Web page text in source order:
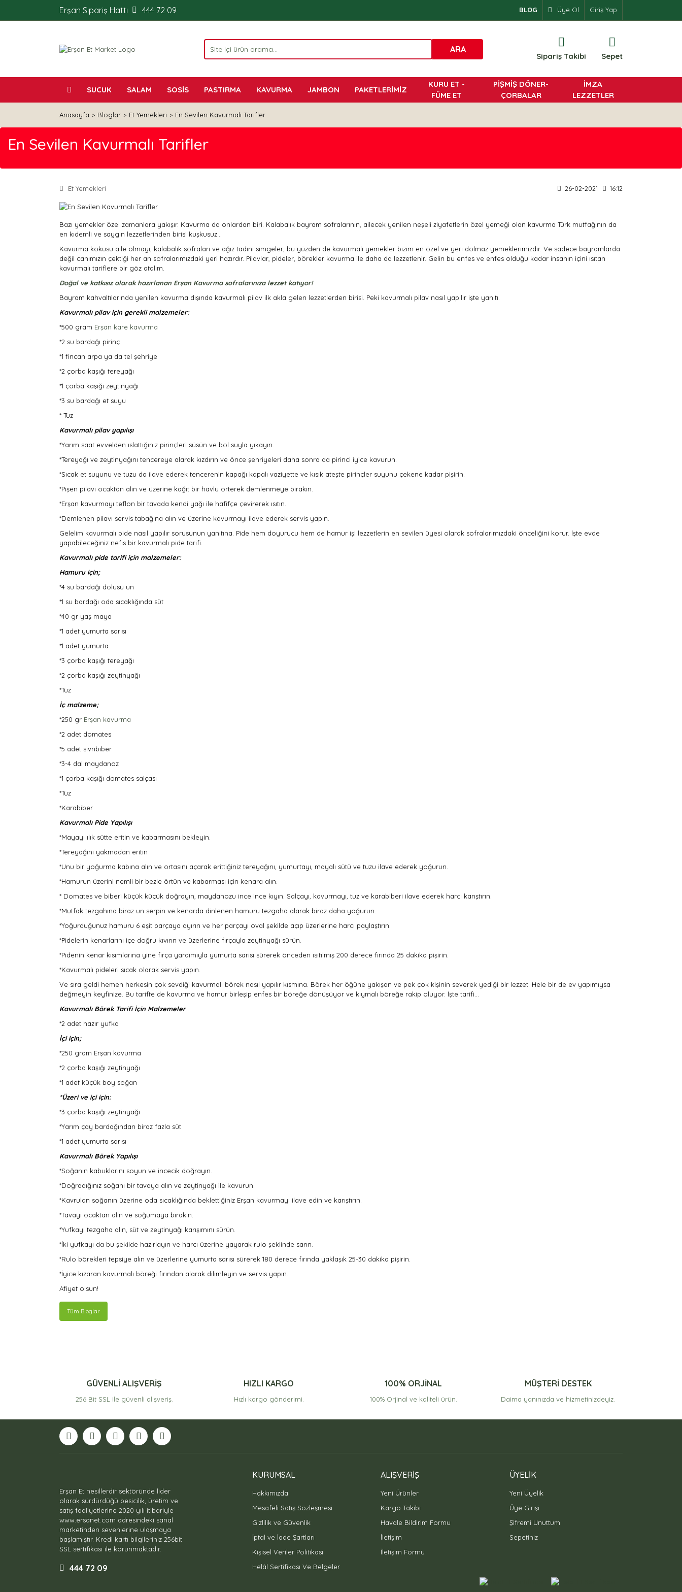
Erşan Sipariş Hattı 444 72 09 BLOG Üye Ol Giriş Yap
ARA
Sipariş Takibi Sepet
SUCUK SALAM SOSİS PASTIRMA KAVURMA JAMBON PAKETLERİMİZ
KURU ET -
FÜME ET
PİŞMİŞ DÖNER-
ÇORBALAR
İMZA
LEZZETLER
Anasayfa Bloglar Et Yemekleri En Sevilen Kavurmalı Tarifler
En Sevilen Kavurmalı Tarifler
Et Yemekleri 26-02-2021 16:12
Bazı yemekler özel zamanlara yakışır. Kavurma da onlardan biri. Kalabalık bayram sofralarının, ailecek yenilen neşeli ziyafetlerin özel yemeği olan kavurma Türk mutfağının da
en kıdemli ve saygın lezzetlerinden birisi kuşkusuz…
Kavurma kokusu aile olmayı, kalabalık sofraları ve ağız tadını simgeler, bu yüzden de kavurmalı yemekler bizim en özel ve yeri dolmaz yemeklerimizdir. Ve sadece bayramlarda
değil canımızın çektiği her an sofralarımızdaki yeri hazırdır. Pilavlar, pideler, börekler kavurma ile daha da lezzetlenir. Gelin bu enfes ve enfes olduğu kadar insanın içini ısıtan
kavurmalı tariflere bir göz atalım.
Doğal ve katkısız olarak hazırlanan Erşan Kavurma sofralarınıza lezzet katıyor!
Bayram kahvaltılarında yenilen kavurma dışında kavurmalı pilav ilk akla gelen lezzetlerden birisi. Peki kavurmalı pilav nasıl yapılır işte yanıtı.
Kavurmalı pilav için gerekli malzemeler:
*500 gram Erşan kare kavurma
*2 su bardağı pirinç
*1 fincan arpa ya da tel şehriye
*2 çorba kaşığı tereyağı
*1 çorba kaşığı zeytinyağı
*3 su bardağı et suyu
* Tuz
Kavurmalı pilav yapılışı
*Yarım saat evvelden ıslattığınız pirinçleri süsün ve bol suyla yıkayın.
*Tereyağı ve zeytinyağını tencereye alarak kızdırın ve önce şehriyeleri daha sonra da pirinci iyice kavurun.
*Sıcak et suyunu ve tuzu da ilave ederek tencerenin kapağı kapalı vaziyette ve kısık ateşte pirinçler suyunu çekene kadar pişirin.
*Pişen pilavı ocaktan alın ve üzerine kağıt bir havlu örterek demlenmeye bırakın.
*Erşan kavurmayı teflon bir tavada kendi yağı ile hafifçe çevirerek ısıtın.
*Demlenen pilavı servis tabağına alın ve üzerine kavurmayı ilave ederek servis yapın.
Gelelim kavurmalı pide nasıl yapılır sorusunun yanıtına. Pide hem doyurucu hem de hamur işi lezzetlerin en sevilen üyesi olarak sofralarımızdaki önceliğini korur. İşte evde
yapabileceğiniz nefis bir kavurmalı pide tarifi.
Kavurmalı pide tarifi için malzemeler:
Hamuru için;
*4 su bardağı dolusu un
*1 su bardağı oda sıcaklığında süt
*40 gr yaş maya
*1 adet yumurta sarısı
*1 adet yumurta
*3 çorba kaşığı tereyağı
*2 çorba kaşığı zeytinyağı
*Tuz
İç malzeme;
*250 gr Erşan kavurma
*2 adet domates
*5 adet sivribiber
*3-4 dal maydanoz
*1 çorba kaşığı domates salçası
*Tuz
*Karabiber
Kavurmalı Pide Yapılışı
*Mayayı ılık sütte eritin ve kabarmasını bekleyin.
*Tereyağını yakmadan eritin
*Unu bir yoğurma kabına alın ve ortasını açarak erittiğiniz tereyağını, yumurtayı, mayalı sütü ve tuzu ilave ederek yoğurun.
*Hamurun üzerini nemli bir bezle örtün ve kabarması için kenara alın.
* Domates ve biberi küçük küçük doğrayın, maydanozu ince ince kıyın. Salçayı, kavurmayı, tuz ve karabiberi ilave ederek harcı karıştırın.
*Mutfak tezgahına biraz un serpin ve kenarda dinlenen hamuru tezgaha alarak biraz daha yoğurun.
*Yoğurduğunuz hamuru 6 eşit parçaya ayırın ve her parçayı oval şekilde açıp üzerlerine harcı paylaştırın.
*Pidelerin kenarlarını içe doğru kıvırın ve üzerlerine fırçayla zeytinyağı sürün.
*Pidenin kenar kısımlarına yine fırça yardımıyla yumurta sarısı sürerek önceden ısıtılmış 200 derece fırında 25 dakika pişirin.
*Kavurmalı pideleri sıcak olarak servis yapın.
Ve sıra geldi hemen herkesin çok sevdiği kavurmalı börek nasıl yapılır kısmına. Börek her öğüne yakışan ve pek çok kişinin severek yediği bir lezzet. Hele bir de ev yapımıysa
değmeyin keyfinize. Bu tarifte de kavurma ve hamur birleşip enfes bir böreğe dönüşüyor ve kıymalı böreğe rakip oluyor. İşte tarifi…
Kavurmalı Börek Tarifi İçin Malzemeler
*2 adet hazır yufka
İçi için;
*250 gram Erşan kavurma
*2 çorba kaşığı zeytinyağı
*1 adet küçük boy soğan
*Üzeri ve içi için:
*3 çorba kaşığı zeytinyağı
*Yarım çay bardağından biraz fazla süt
*1 adet yumurta sarısı
Kavurmalı Börek Yapılışı
*Soğanın kabuklarını soyun ve incecik doğrayın.
*Doğradığınız soğanı bir tavaya alın ve zeytinyağı ile kavurun.
*Kavrulan soğanın üzerine oda sıcaklığında beklettiğiniz Erşan kavurmayı ilave edin ve karıştırın.
*Tavayı ocaktan alın ve soğumaya bırakın.
*Yufkayı tezgaha alın, süt ve zeytinyağı karışımını sürün.
*İki yufkayı da bu şekilde hazırlayın ve harcı üzerine yayarak rulo şeklinde sarın.
*Rulo börekleri tepsiye alın ve üzerlerine yumurta sarısı sürerek 180 derece fırında yaklaşık 25-30 dakika pişirin.
*İyice kızaran kavurmalı böreği fırından alarak dilimleyin ve servis yapın.
Afiyet olsun!
Tüm Bloglar
GÜVENLİ ALIŞVERİŞ
256 Bit SSL ile güvenli alışveriş.
HIZLI KARGO
Hızlı kargo gönderimi.
100% ORJİNAL
100% Orjinal ve kaliteli ürün.
MÜŞTERİ DESTEK
Daima yanınızda ve hizmetinizdeyiz.
Erşan Et nesillerdir sektöründe lider
olarak sürdürdüğü besicilik, üretim ve
satış faaliyetlerine 2020 yılı itibariyle
www.ersanet.com adresindeki sanal
marketinden sevenlerine ulaşmaya
başlamıştır. Kredi kartı bilgileriniz 256bit
SSL sertifikası ile korunmaktadır.
444 72 09
KURUMSAL
Hakkımızda
Mesafeli Satış Sözleşmesi
Gizlilik ve Güvenlik
İptal ve İade Şartları
Kişisel Veriler Politikası
Helâl Sertifikası Ve Belgeler
ALIŞVERİŞ
Yeni Ürünler
Kargo Takibi
Havale Bildirim Formu
İletişim
İletişim Formu
ÜYELİK
Yeni Üyelik
Üye Girişi
Şifremi Unuttum
Sepetiniz